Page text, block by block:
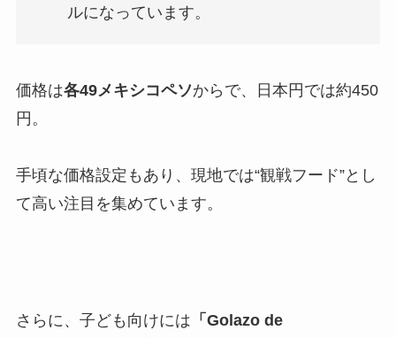
ルになっています。
価格は各49メキシコペソからで、日本円では約450
円。
手頃な価格設定もあり、現地では“観戦フード”とし
て高い注目を集めています。
さらに、子ども向けには 「Golazo de